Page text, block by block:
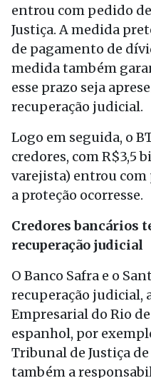
entrou com pedido
Justiça. A medida
de pagamento de
medida também
esse prazo seja
recuperação judicial.
Logo em seguida, o
credores, com R$3,5
varejista) entrou
a proteção ocorresse.
Credores bancários
recuperação judicial
O Banco Safra e o
recuperação judicial,
Empresarial do Rio
espanhol, por
Tribunal de Justiça
também a